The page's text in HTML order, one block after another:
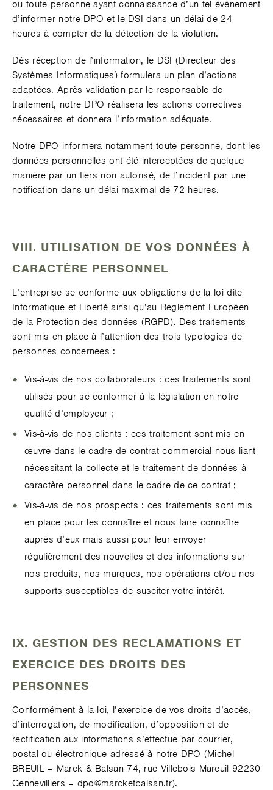
ou toute personne ayant connaissance d’un tel événement
d’informer notre DPO et le DSI dans un délai de 24
heures à compter de la détection de la violation.
Dès réception de l’information, le DSI (Directeur des
Systèmes Informatiques) formulera un plan d’actions
adaptées. Après validation par le responsable de
traitement, notre DPO réalisera les actions correctives
nécessaires et donnera l’information adéquate.
Notre DPO informera notamment toute personne, dont les
données personnelles ont été interceptées de quelque
manière par un tiers non autorisé, de l’incident par une
notification dans un délai maximal de 72 heures.
VIII. UTILISATION DE VOS DONNÉES À
CARACTÈRE PERSONNEL
L’entreprise se conforme aux obligations de la loi dite
Informatique et Liberté ainsi qu’au Règlement Européen
de la Protection des données (RGPD). Des traitements
sont mis en place à l’attention des trois typologies de
personnes concernées :
Vis-à-vis de nos collaborateurs : ces traitements sont
utilisés pour se conformer à la législation en notre
qualité d’employeur ;
Vis-à-vis de nos clients : ces traitement sont mis en
œuvre dans le cadre de contrat commercial nous liant
nécessitant la collecte et le traitement de données à
caractère personnel dans le cadre de ce contrat ;
Vis-à-vis de nos prospects : ces traitements sont mis
en place pour les connaître et nous faire connaître
auprès d’eux mais aussi pour leur envoyer
régulièrement des nouvelles et des informations sur
nos produits, nos marques, nos opérations et/ou nos
supports susceptibles de susciter votre intérêt.
IX. GESTION DES RECLAMATIONS ET
EXERCICE DES DROITS DES
PERSONNES
Conformément à la loi, l’exercice de vos droits d’accès,
d’interrogation, de modification, d’opposition et de
rectification aux informations s’effectue par courrier,
postal ou électronique adressé à notre DPO (Michel
BREUIL – Marck & Balsan 74, rue Villebois Mareuil 92230
Gennevilliers – dpo@marcketbalsan.fr).